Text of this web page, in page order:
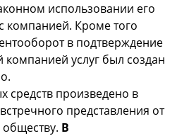
использовании его
компанией. Кроме того
в подтверждение
услуг был создан
средств произведено в
представления от
В